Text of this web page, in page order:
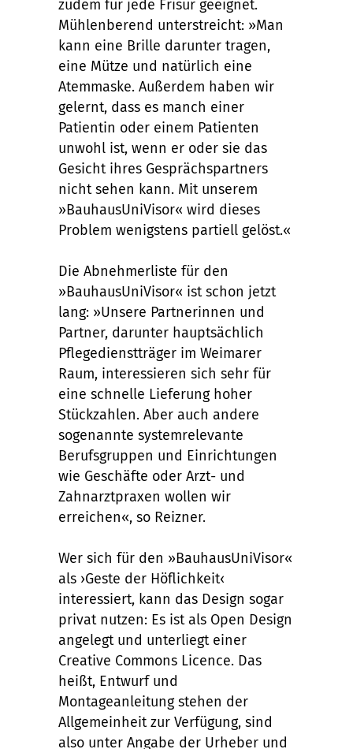
zudem für jede Frisur geeignet.
Mühlenberend unterstreicht: »Man
kann eine Brille darunter tragen,
eine Mütze und natürlich eine
Atemmaske. Außerdem haben wir
gelernt, dass es manch einer
Patientin oder einem Patienten
unwohl ist, wenn er oder sie das
Gesicht ihres Gesprächspartners
nicht sehen kann. Mit unserem
»BauhausUniVisor« wird dieses
Problem wenigstens partiell gelöst.«
Die Abnehmerliste für den
»BauhausUniVisor« ist schon jetzt
lang: »Unsere Partnerinnen und
Partner, darunter hauptsächlich
Pflegedienstträger im Weimarer
Raum, interessieren sich sehr für
eine schnelle Lieferung hoher
Stückzahlen. Aber auch andere
sogenannte systemrelevante
Berufsgruppen und Einrichtungen
wie Geschäfte oder Arzt- und
Zahnarztpraxen wollen wir
erreichen«, so Reizner.
Wer sich für den »BauhausUniVisor«
als ›Geste der Höflichkeit‹
interessiert, kann das Design sogar
privat nutzen: Es ist als Open Design
angelegt und unterliegt einer
Creative Commons Licence. Das
heißt, Entwurf und
Montageanleitung stehen der
Allgemeinheit zur Verfügung, sind
also unter Angabe der Urheber und